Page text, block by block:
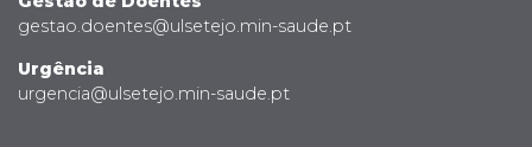
gestao.doentes@ulsetejo.min-saude.pt
Urgência
urgencia@ulsetejo.min-saude.pt